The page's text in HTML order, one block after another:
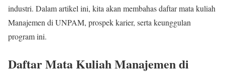
industri. Dalam artikel ini, kita akan membahas daftar mata kuliah
Manajemen di UNPAM, prospek karier, serta keunggulan
program ini.
Daftar Mata Kuliah Manajemen di